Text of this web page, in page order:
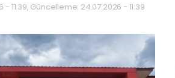
- 11:39, Güncelleme: 24.07.2026 - 11:39